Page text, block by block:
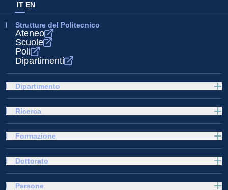
IT EN
Strutture del Politecnico
Ateneo
Scuole
Poli
Dipartimenti
Dipartimento
Ricerca
Formazione
Dottorato
Persone